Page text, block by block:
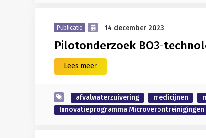
Publicatie 14 december 2023
Pilotonderzoek BO3-
Lees meer
afvalwaterzuivering medicijnen
Innovatieprogramma Microverontreinigingen